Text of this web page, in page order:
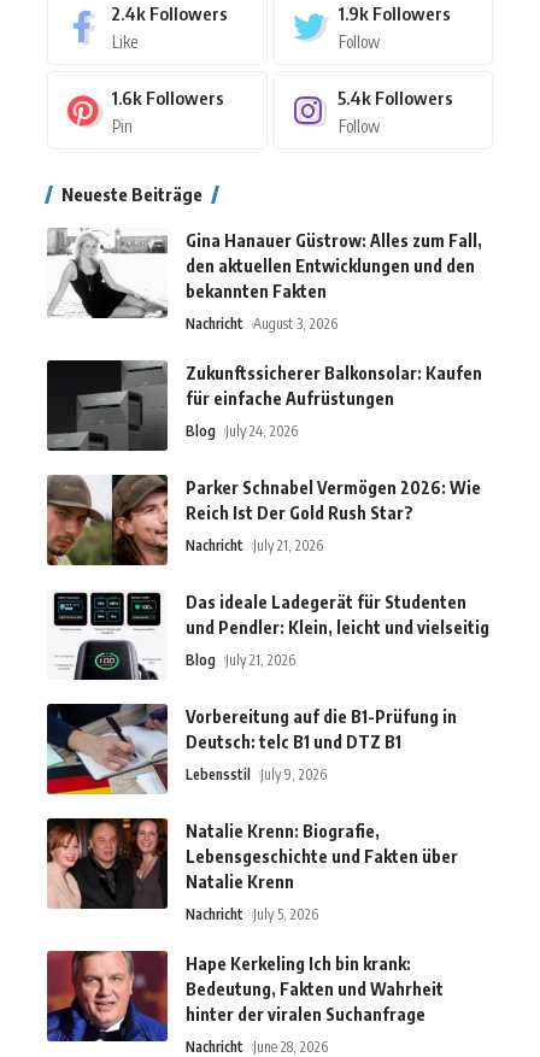
2.4k Followers
Like
1.9k Followers
Follow
1.6k Followers
Pin
5.4k Followers
Follow
Neueste Beiträge
Gina Hanauer Güstrow: Alles zum Fall,
den aktuellen Entwicklungen und den
bekannten Fakten
Nachricht August 3, 2026
Zukunftssicherer Balkonsolar: Kaufen
für einfache Aufrüstungen
Blog July 24, 2026
Parker Schnabel Vermögen 2026: Wie
Reich Ist Der Gold Rush Star?
Nachricht July 21, 2026
Das ideale Ladegerät für Studenten
und Pendler: Klein, leicht und vielseitig
Blog July 21, 2026
Vorbereitung auf die B1-Prüfung in
Deutsch: telc B1 und DTZ B1
Lebensstil July 9, 2026
Natalie Krenn: Biografie,
Lebensgeschichte und Fakten über
Natalie Krenn
Nachricht July 5, 2026
Hape Kerkeling Ich bin krank:
Bedeutung, Fakten und Wahrheit
hinter der viralen Suchanfrage
Nachricht June 28, 2026